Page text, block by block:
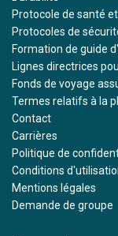
Protocole de santé
Protocoles de
Formation de guide
Lignes directrices
Fonds de voyage
Termes relatifs à la
Contact
Carrières
Politique de
Conditions
Mentions légales
Demande de groupe